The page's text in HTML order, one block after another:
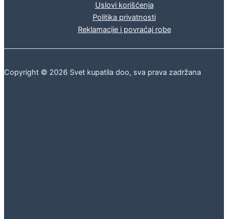
Uslovi korišćenja
Politika privatnosti
Reklamacije i povraćaj robe
Copyright © 2026 Svet kupatila doo, sva prava zadržana